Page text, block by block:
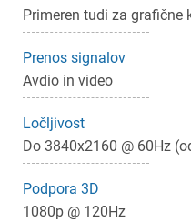
Primeren tudi za grafične
Prenos signalov
Avdio in video
Ločljivost
Do 3840x2160 @ 60Hz
Podpora 3D
1080p @ 120Hz
Prijava
Prekliči